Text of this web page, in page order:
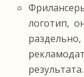
логотип,